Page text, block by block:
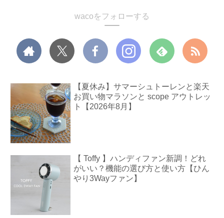
wacoをフォローする
【夏休み】サマーシュトーレンと楽天
お買い物マラソンと scope アウトレッ
ト【2026年8月】
【 Toffy 】ハンディファン新調！どれ
がいい？機能の選び方と使い方【ひん
やり3Wayファン】